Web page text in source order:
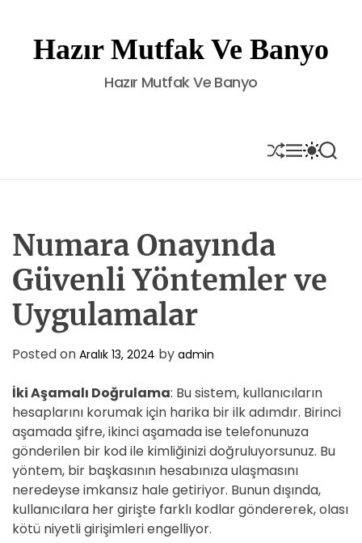
t
Hazır Mutfak Ve Banyo
Hazır Mutfak Ve Banyo
S
H
U
E
M
E
N
S
W
I
O
R
S
E
A
Numara Onayında
Güvenli Yöntemler ve
Uygulamalar
Posted on Aralık 13, 2024 by admin
İki Aşamalı Doğrulama: Bu sistem, kullanıcıların
hesaplarını korumak için harika bir ilk adımdır. Birinci
aşamada şifre, ikinci aşamada ise telefonunuza
gönderilen bir kod ile kimliğinizi doğruluyorsunuz. Bu
yöntem, bir başkasının hesabınıza ulaşmasını
neredeyse imkansız hale getiriyor. Bunun dışında,
kullanıcılara her girişte farklı kodlar göndererek, olası
kötü niyetli girişimleri engelliyor.